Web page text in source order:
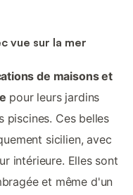
vue sur la mer
de maisons et
pour leurs jardins
piscines. Ces belles
sicilien, avec
intérieure. Elles sont
et même d'un